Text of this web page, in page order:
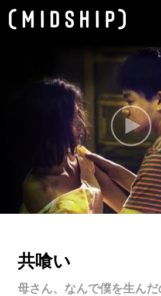
共喰い
母さん、なんで僕を生ん
About